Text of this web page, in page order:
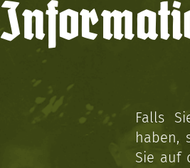
Falls
haben,
Sie auf